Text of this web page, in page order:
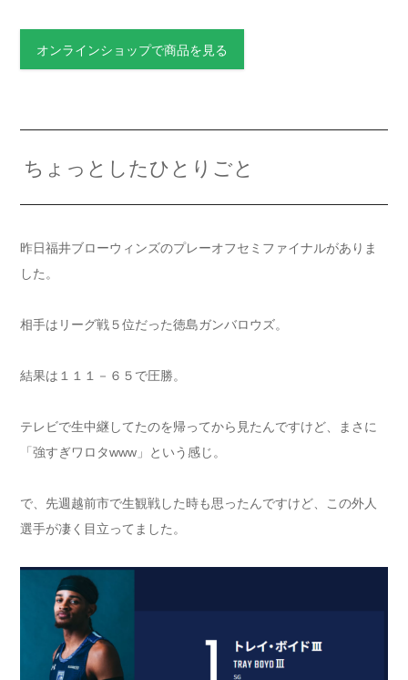
オンラインショップで商品を見る
ちょっとしたひとりごと
昨日福井ブローウィンズのプレーオフセミファイナルがありま
した。
相手はリーグ戦５位だった徳島ガンバロウズ。
結果は１１１－６５で圧勝。
テレビで生中継してたのを帰ってから見たんですけど、まさに
「強すぎワロタwww」という感じ。
で、先週越前市で生観戦した時も思ったんですけど、この外人
選手が凄く目立ってました。